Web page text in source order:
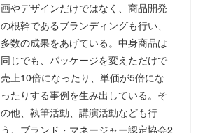
画やデザインだけではなく、商品開発
の根幹であるブランディングも行い、
多数の成果をあげている。中身商品は
同じでも、パッケージを変えただけで
売上10倍になったり、単価が5倍にな
ったりする事例を生み出している。そ
の他、執筆活動、講演活動なども行
う。ブランド・マネージャー認定協会2